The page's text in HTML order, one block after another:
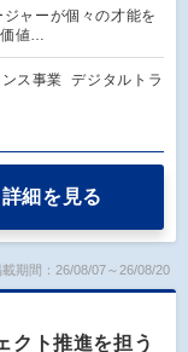
ジャーが個々の才能を
価値…
ス事業 デジタルトラ
詳細を見る
載期間：26/08/07～26/08/20
クト推進を担う